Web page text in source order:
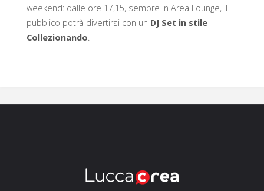
weekend: dalle ore 17,15, sempre in Area Lounge, il
pubblico potrà divertirsi con un DJ Set in stile
Collezionando.